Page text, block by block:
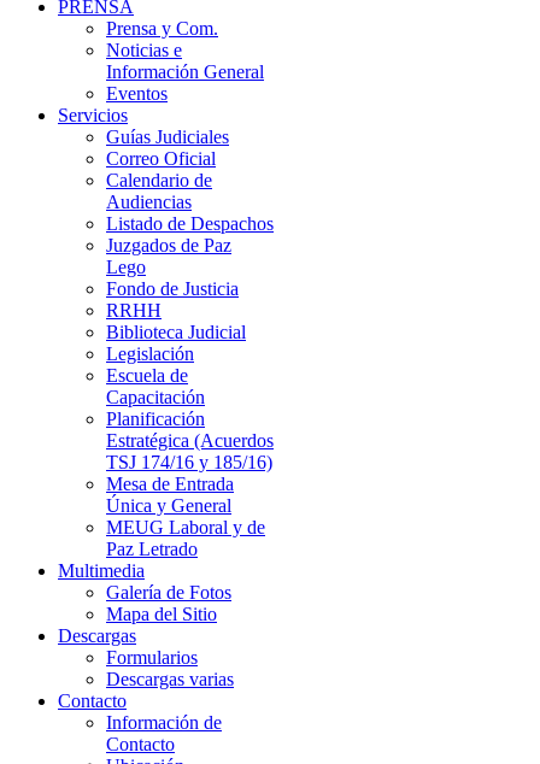
PRENSA
Prensa y Com.
Noticias e
Información General
Eventos
Servicios
Guías Judiciales
Correo Oficial
Calendario de
Audiencias
Listado de Despachos
Juzgados de Paz
Lego
Fondo de Justicia
RRHH
Biblioteca Judicial
Legislación
Escuela de
Capacitación
Planificación
Estratégica (Acuerdos
TSJ 174/16 y 185/16)
Mesa de Entrada
Única y General
MEUG Laboral y de
Paz Letrado
Multimedia
Galería de Fotos
Mapa del Sitio
Descargas
Formularios
Descargas varias
Contacto
Información de
Contacto